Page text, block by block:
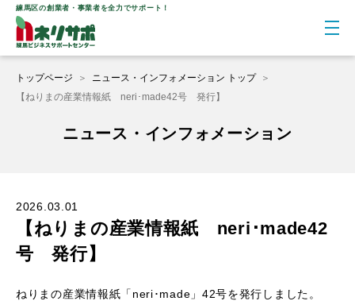
練馬区の創業者・事業者を全力でサポート！
トップページ ＞ ニュース・インフォメーション トップ
＞
【ねりまの産業情報紙 neri･made42号 発行】
ニュース・インフォメーション
2026.03.01
【ねりまの産業情報紙 neri･made42
号 発行】
ねりまの産業情報紙「neri･made」42号を発行しました。